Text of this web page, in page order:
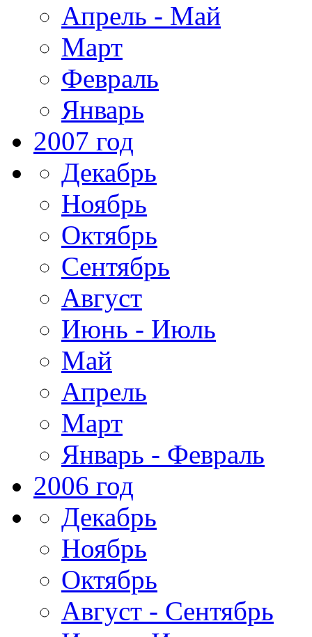
Апрель - Май
Март
Февраль
Январь
2007 год
Декабрь
Ноябрь
Октябрь
Сентябрь
Август
Июнь - Июль
Май
Апрель
Март
Январь - Февраль
2006 год
Декабрь
Ноябрь
Октябрь
Август - Сентябрь